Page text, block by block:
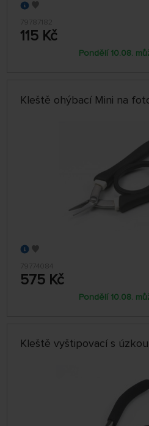
79787182
115 Kč
Pondělí 10.08.
Kleště ohýbací Mini na
79774084
575 Kč
Pondělí 10.08.
Kleště vyštipovací s